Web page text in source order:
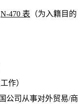
N‑470 表 （为入籍目的
作）
公司从事对外贸易/商